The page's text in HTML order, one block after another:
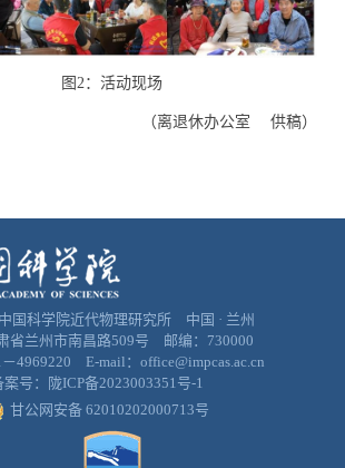
图2：活动现场
（离退休办公室 供稿）
国科学院近代物理研究所 中国 · 兰州
省兰州市南昌路509号 邮编：730000
4969220 E-mail：office@impcas.ac.cn
号：
陇ICP备2023003351号-1
甘公网安备 62010202000713号